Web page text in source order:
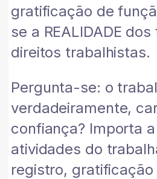
gratificação de
se a REALIDADE
direitos trabalhistas.
Pergunta-se: o
verdadeiramente,
confiança? Importa
atividades do
registro,